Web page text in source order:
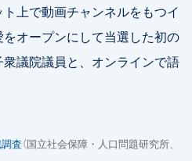
上で動画チャンネルをもつイ
オープンにして当選した初の
議院議員と、オンラインで語
査（国立社会保障・人口問題研究所、